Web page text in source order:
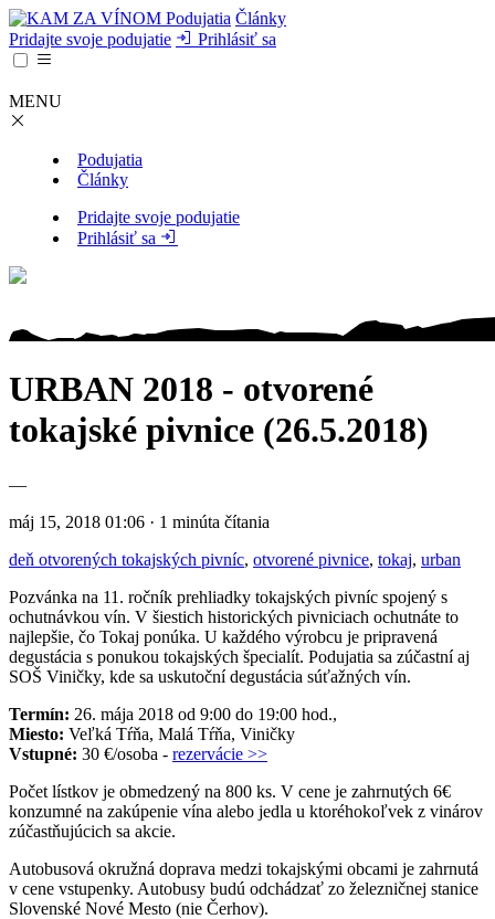
Podujatia Články
Pridajte svoje podujatie
Prihlásiť sa
MENU
Podujatia
Články
Pridajte svoje podujatie
Prihlásiť sa
URBAN 2018 - otvorené
tokajské pivnice (26.5.2018)
—
máj 15, 2018 01:06 · 1 minúta čítania
deň otvorených tokajských pivníc, otvorené pivnice, tokaj, urban
Pozvánka na 11. ročník prehliadky tokajských pivníc spojený s
ochutnávkou vín. V šiestich historických pivniciach ochutnáte to
najlepšie, čo Tokaj ponúka. U každého výrobcu je pripravená
degustácia s ponukou tokajských špecialít. Podujatia sa zúčastní aj
SOŠ Viničky, kde sa uskutoční degustácia súťažných vín.
Termín: 26. mája 2018 od 9:00 do 19:00 hod.,
Miesto: Veľká Tŕňa, Malá Tŕňa, Viničky
Vstupné: 30 €/osoba - rezervácie >>
Počet lístkov je obmedzený na 800 ks. V cene je zahrnutých 6€
konzumné na zakúpenie vína alebo jedla u ktoréhokoľvek z vinárov
zúčastňujúcich sa akcie.
Autobusová okružná doprava medzi tokajskými obcami je zahrnutá
v cene vstupenky. Autobusy budú odchádzať zo železničnej stanice
Slovenské Nové Mesto (nie Čerhov).